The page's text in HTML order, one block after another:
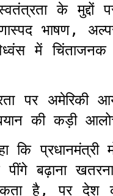
के मुद्दों
भाषण,
में चिंताजनक
पर अमेरिकी
की कड़ी
प्रधानमंत्री
बढ़ाना
है, पर देश